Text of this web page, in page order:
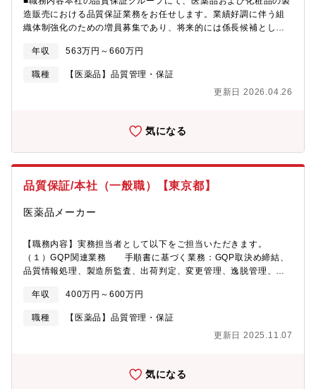
イムで可視化するためのダッシュボード作成を検討します。・AI
等デジタル技術を活用し、品質保証業務の効率化を検討します。
new products for better health worldwide」を企業理念に、医療
品・飲料など）を展開する総合製薬企業です。精神・神経領域、
循環器領域などの医療用医薬品に加え、ポカリスエットやカロリ
点・生産拠点・販売拠点を有するグローバル企業として、世界各
造販売における品質保証業務をお任せします。業績好調に伴う組
織体制強化のための増員募集であり、将来的には係長候補として
す。具体的には：・医薬品／化粧品製造販売業における品質保証
業務全般・市場出荷判定および出荷管理・GQP取り決めの新規締
結・改訂・製造所からのGMP関連事象対応（変更管理・逸脱管理
等）・品質情報対応（調査依頼、報告書作成 等）・自己点検およ
～10日程度・週2日程度リモート勤務可・残業月10～20時間程度
名・係長1名・メンバー2名※現在は部長が課長業務を兼任してお
調に伴う組織強化のための増員募集。現状、部長が課長業務を兼
目指しています。■魅力・外用剤ジェネリック領域で国内トップク
品も多く、品質保証として幅広い経験を積める環境・変革期にあ
り、業務改善や体制構築に主体的に関与可能・将来的に係長～課
長ポジションへのキャリアアップが可能・残業少なめ／リモート
年収 563万円～660万円
職種
【医薬品】品質管理・保証
更新日 2026.04.26
気になる
品質保証/本社（一般職）【東京都】
医薬品メーカー
【職務内容】実務担当者として以下をご担当いただきます。
（１）GQP関連業務 手順書に基づく業務：GQP取決め締結、
品質情報処理、製造所監査、出荷判定、変更管理、逸脱管理、文
の連携業務及びGMPレベルアップ推進（３）医薬品以外の自社製
品に関する品質保証業務 （４）定期GMP適合性調査に関する
申請業務【魅力】■今年70周年を迎え、会社も大きな変革期を迎え
ております。■動物用医薬品に特化し、優れた品質と信頼性の高い
品の研究・開発・製造・販売までを手がけています。■現在ではグ
年収 400万円～600万円
職種
【医薬品】品質管理・保証
更新日 2025.11.07
気になる